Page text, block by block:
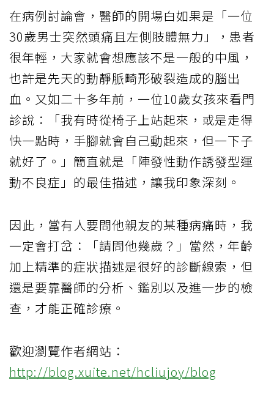
在病例討論會，醫師的開場白如果是「一位
30歲男士突然頭痛且左側肢體無力」，患者
很年輕，大家就會想應該不是一般的中風，
也許是先天的動靜脈畸形破裂造成的腦出
血。又如二十多年前，一位10歲女孩來看門
診說：「我有時從椅子上站起來，或是走得
快一點時，手腳就會自己動起來，但一下子
就好了。」簡直就是「陣發性動作誘發型運
動不良症」的最佳描述，讓我印象深刻。
因此，當有人要問他親友的某種病痛時，我
一定會打岔：「請問他幾歲？」當然，年齡
加上精準的症狀描述是很好的診斷線索，但
還是要靠醫師的分析、鑑別以及進一步的檢
查，才能正確診療。
歡迎瀏覽作者網站：
http://blog.xuite.net/hcliujoy/blog